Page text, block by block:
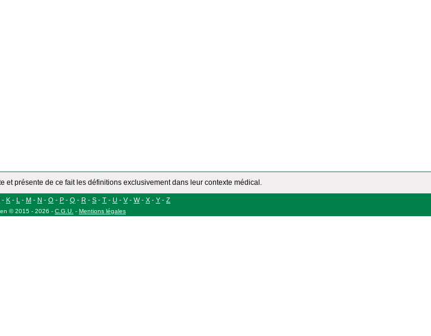
présente de ce fait les définitions exclusivement dans leur contexte médical.
- K - L - M - N - O - P - Q - R - S - T - U - V- W- X - Y - Z
©2015 - 2026 - C.G.U. - Mentions légales